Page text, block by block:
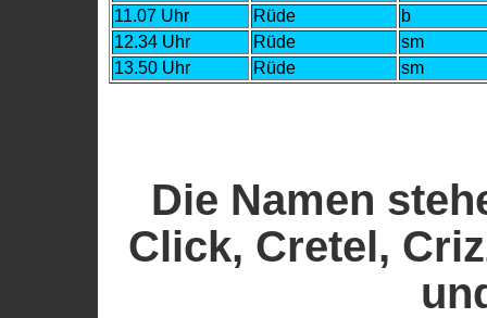
11.07 Uhr
Rüde
b
12.34 Uhr
Rüde
sm
13.50 Uhr
Rüde sm
Die Namen
Click, Cretel,